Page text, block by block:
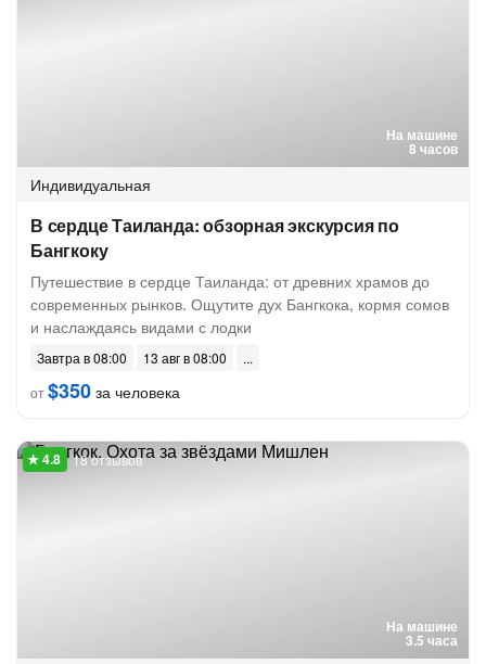
На машине
8 часов
Индивидуальная
В сердце Таиланда: обзорная экскурсия по
Бангкоку
Путешествие в сердце Таиланда: от древних храмов до
современных рынков. Ощутите дух Бангкока, кормя сомов
и наслаждаясь видами с лодки
Завтра в 08:00
13 авг в 08:00
от$350 за человека
На машине
3.5 часа
18 отзывов